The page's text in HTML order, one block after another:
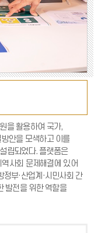
을 활용하여 국가,
안을 모색하고 이를
립되었다. 플랫폼은
사회 문제해결에 있어
부·산업계·시민사회 간
발전을 위한 역할을